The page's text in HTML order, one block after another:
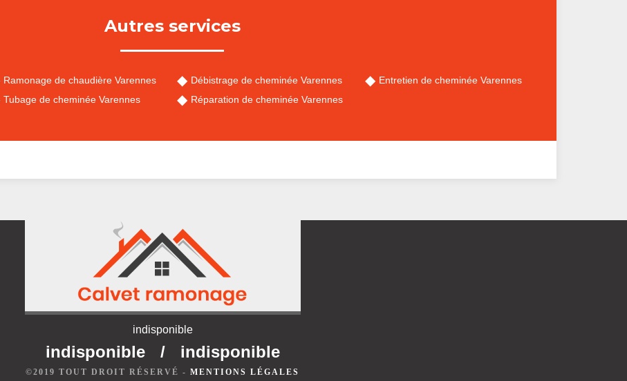
Autres services
Ramonage de chaudière Varennes
Tubage de cheminée Varennes
Débistrage de cheminée Varennes
Réparation de cheminée Varennes
Entretien de cheminée Varennes
indisponible
indisponible / indisponible
©2019 TOUT DROIT RÉSERVÉ - MENTIONS LÉGALES